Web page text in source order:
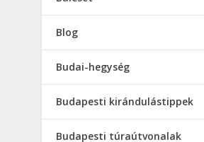
Blog
Budai-hegység
Budapesti kirándulástippek
Budapesti túraútvonalak